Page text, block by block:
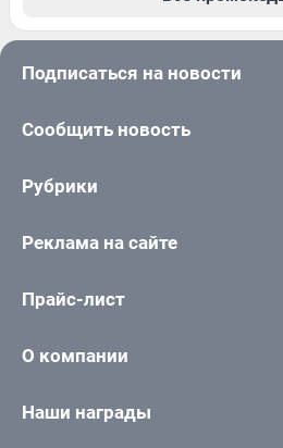
Подписаться на новости
Сообщить новость
Рубрики
Реклама на сайте
Прайс-лист
О компании
Наши награды